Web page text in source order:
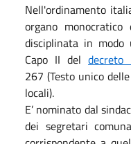
Nell'ordinamento
organo
disciplinata in
Capo II del
267 (Testo unico
locali).
E’ nominato dal
dei segretari